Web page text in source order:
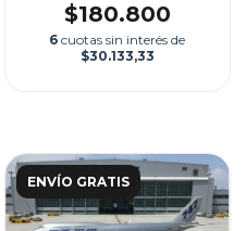
$180.800
6 cuotas sin interés de
$30.133,33
ENVÍO GRATIS